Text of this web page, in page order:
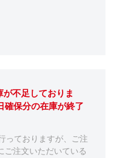
が不足しておりま
確保分の在庫が終了
っておりますが、ご注
ご注文いただいている